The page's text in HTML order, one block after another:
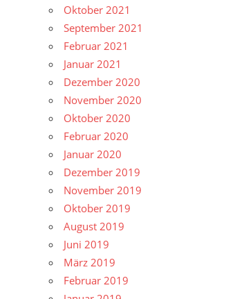
Oktober 2021
September 2021
Februar 2021
Januar 2021
Dezember 2020
November 2020
Oktober 2020
Februar 2020
Januar 2020
Dezember 2019
November 2019
Oktober 2019
August 2019
Juni 2019
März 2019
Februar 2019